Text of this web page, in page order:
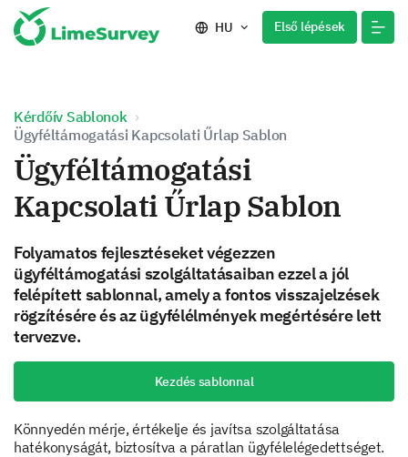
HU Első lépések
Kérdőív Sablonok
Ügyféltámogatási Kapcsolati Űrlap Sablon
Ügyféltámogatási
Kapcsolati Űrlap Sablon
Folyamatos fejlesztéseket végezzen
ügyféltámogatási szolgáltatásaiban ezzel a jól
felépített sablonnal, amely a fontos visszajelzések
rögzítésére és az ügyfélélmények megértésére lett
tervezve.
Kezdés sablonnal
Könnyedén mérje, értékelje és javítsa szolgáltatása
hatékonyságát, biztosítva a páratlan ügyfélelégedettséget.